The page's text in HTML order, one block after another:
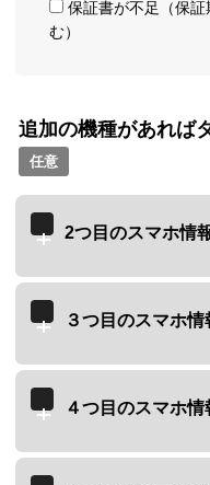
保証書が不足（保
む）
追加の機種があれば
任意
2つ目のスマホ情
３つ目のスマホ情
４つ目のスマホ情